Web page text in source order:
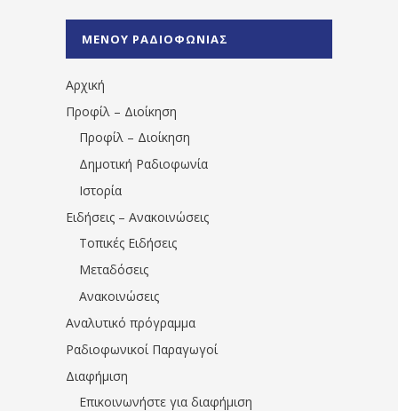
1531194763766854/" artist="" ]
ΜΕΝΟΥ ΡΑΔΙΟΦΩΝΙΑΣ
Αρχική
Προφίλ – Διοίκηση
Προφίλ – Διοίκηση
Δημοτική Ραδιοφωνία
Ιστορία
Ειδήσεις – Ανακοινώσεις
Τοπικές Ειδήσεις
Μεταδόσεις
Ανακοινώσεις
Αναλυτικό πρόγραμμα
Ραδιοφωνικοί Παραγωγοί
Διαφήμιση
Επικοινωνήστε για διαφήμιση